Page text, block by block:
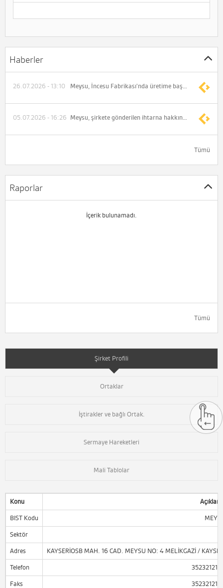
Haberler
Meysu, İncesu Fabrikası'nda üretime başladı
26.07.2026 - 13:10
Meysu, şirkete gönderilen ihtarna hakkında SPK'ya idari ve cezai yaptırım uygulanması talebiyle başvuruda bulundu
05.07.2026 - 16:26
Tümü
Raporlar
İçerik bulunamadı.
Tümü
Şirket Profili
Ortaklar
İştirakler ve bağlı Ortak.
Sermaye Hareketleri
Mali Tablolar
Konu
BIST Kodu
Sektör
Adres KAYSERİOSB MAH. 16 CAD. MEYSU NO: 4 MELİKGAZİ /
Telefon
Faks